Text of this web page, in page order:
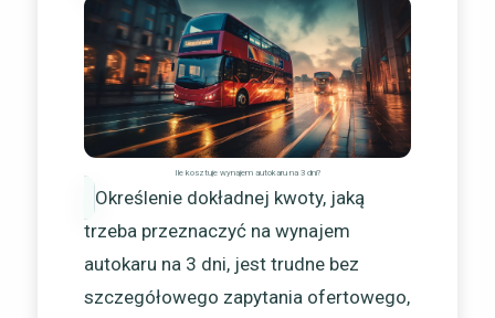
Ile kosztuje wynajem autokaru na 3 dni?
Określenie dokładnej kwoty, jaką
trzeba przeznaczyć na wynajem
autokaru na 3 dni, jest trudne bez
szczegółowego zapytania ofertowego,